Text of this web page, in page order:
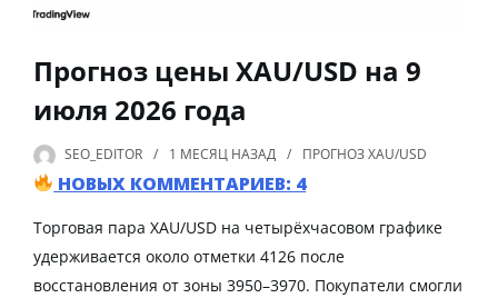
Прогноз цены XAU/USD на 9
июля 2026 года
SEO_EDITOR 1 МЕСЯЦ НАЗАД ПРОГНОЗ XAU/USD
НОВЫХ КОММЕНТАРИЕВ: 4
Торговая пара XAU/USD на четырёхчасовом графике
удерживается около отметки 4126 после
восстановления от зоны 3950–3970. Покупатели смогли